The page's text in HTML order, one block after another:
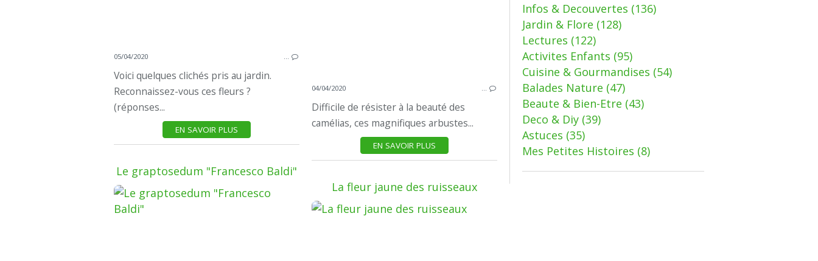
05/04/2020 …
Voici quelques clichés pris au jardin.
Reconnaissez-vous ces fleurs ?
(réponses...
EN SAVOIR PLUS
04/04/2020 …
Difficile de résister à la beauté des
camélias, ces magnifiques arbustes...
EN SAVOIR PLUS
Le graptosedum "Francesco Baldi"
La fleur jaune des ruisseaux
Infos & Decouvertes (136)
Jardin & Flore (128)
Lectures (122)
Activites Enfants (95)
Cuisine & Gourmandises (54)
Balades Nature (47)
Beaute & Bien-Etre (43)
Deco & Diy (39)
Astuces (35)
Mes Petites Histoires (8)